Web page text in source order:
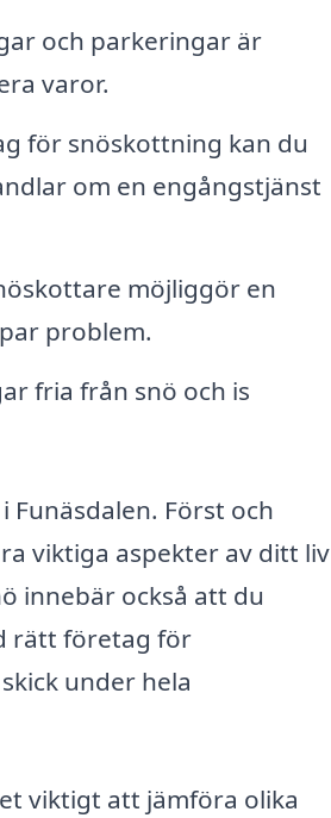
och parkeringar är
varor.
för snöskottning kan du
om en engångstjänst
möjliggör en
problem.
fria från snö och is
Först och
viktiga aspekter av ditt liv
innebär också att du
rätt företag för
under hela
viktigt att jämföra olika